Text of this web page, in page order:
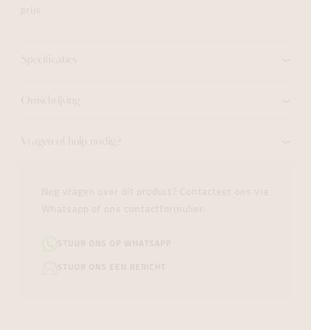
prijs.
Specificaties
Omschrijving
Vragen of hulp nodig?